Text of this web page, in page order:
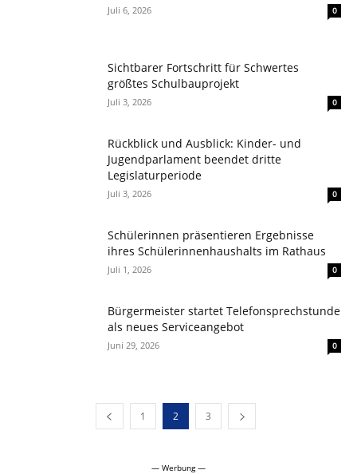
Juli 6, 2026 0
Sichtbarer Fortschritt für Schwertes
größtes Schulbauprojekt
Juli 3, 2026 0
Rückblick und Ausblick: Kinder- und
Jugendparlament beendet dritte
Legislaturperiode
Juli 3, 2026 0
Schülerinnen präsentieren Ergebnisse
ihres Schülerinnenhaushalts im Rathaus
Juli 1, 2026 0
Bürgermeister startet Telefonsprechstunde
als neues Serviceangebot
Juni 29, 2026 0
1 2 3
— Werbung —